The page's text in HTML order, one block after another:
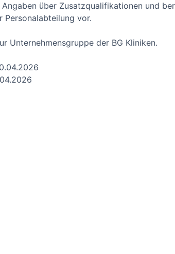
über Zusatzqualifikationen und
Personalabteilung vor.
Unternehmensgruppe der BG Kliniken.